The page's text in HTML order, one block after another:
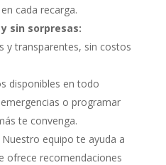
cada recarga.
sin sorpresas:
y transparentes, sin costos
disponibles en todo
o programar
te convenga.
Nuestro equipo te ayuda a
ofrece recomendaciones